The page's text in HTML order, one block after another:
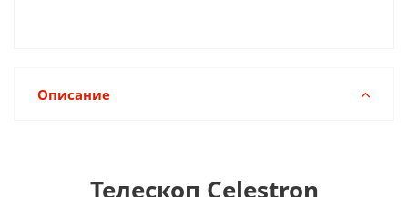
Описание
Телескоп Celestron